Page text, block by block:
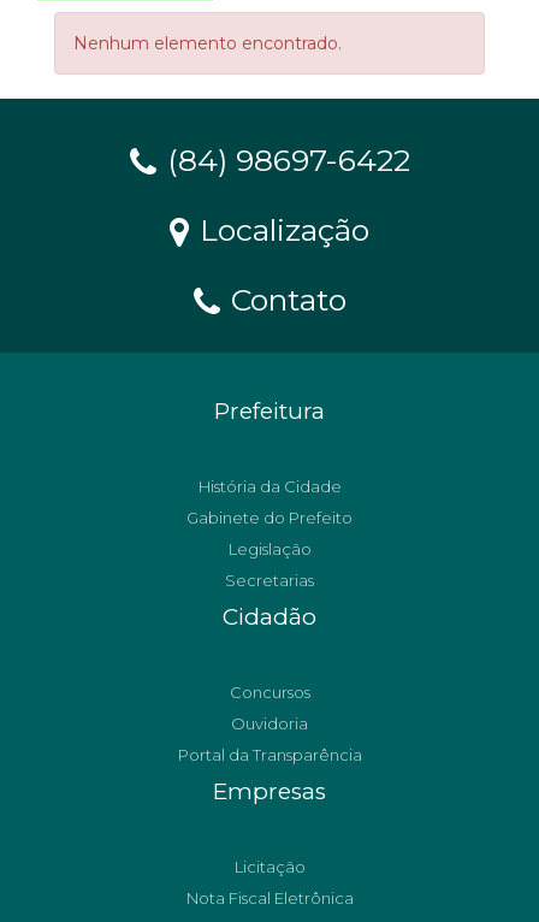
Nenhum elemento encontrado.
(84) 98697-6422
Localização
Contato
Prefeitura
História da Cidade
Gabinete do Prefeito
Legislação
Secretarias
Cidadão
Concursos
Ouvidoria
Portal da Transparência
Empresas
Licitação
Nota Fiscal Eletrônica